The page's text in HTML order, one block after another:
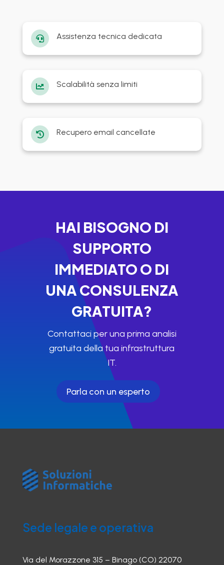
 Assistenza tecnica dedicata
 Scalabilità senza limiti
 Recupero email cancellate
HAI BISOGNO DI
SUPPORTO
IMMEDIATO O DI
UNA CONSULENZA
GRATUITA?
Contattaci per una prima analisi
gratuita della tua infrastruttura
IT.
Parla con un esperto
Sede legale e operativa
Via del Morazzone 315 – Binago (CO) 22070